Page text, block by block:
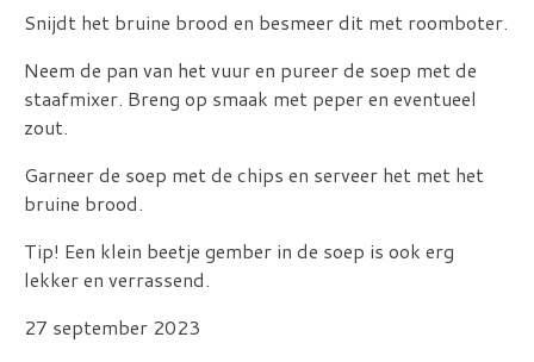
Snijdt het bruine brood en besmeer dit met roomboter.
Neem de pan van het vuur en pureer de soep met de
staafmixer. Breng op smaak met peper en eventueel
zout.
Garneer de soep met de chips en serveer het met het
bruine brood.
Tip! Een klein beetje gember in de soep is ook erg
lekker en verrassend.
27 september 2023